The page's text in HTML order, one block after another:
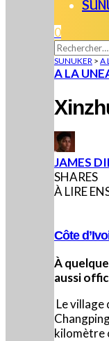
0
Rechercher
SUNUKER > A
A LA UNE
POSTED
BY
JAMES
SHARES
À LIRE
Côte
À
aussi
Le village
kilomètre